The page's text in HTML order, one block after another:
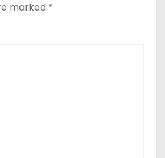
marked *